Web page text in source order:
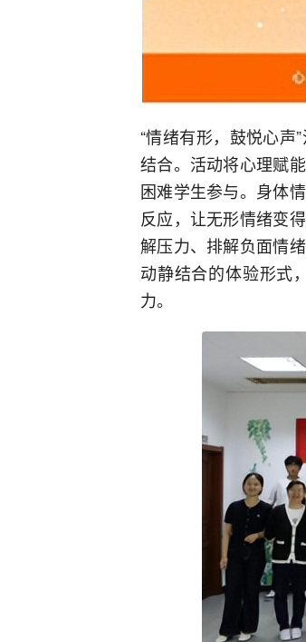
“情绪有形，鼓悦心声
结合。活动将心理赋
困难学生参与。身体
反应，让无形情绪变
解压力、排解负面情
动静结合的体验形式
力。